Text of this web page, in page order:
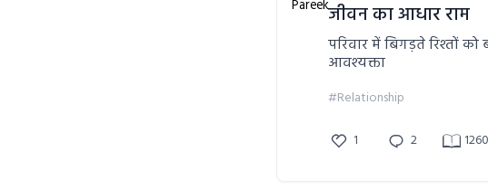
जीवन का आधार राम
परिवार में बिगड़ते रिश्तों
आवश्यक्ता
#Relationship
1 2 1260